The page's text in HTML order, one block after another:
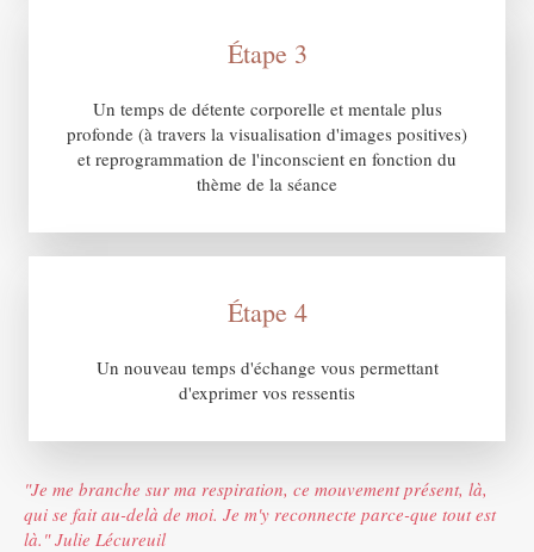
Étape 3
Un temps de détente corporelle et mentale plus
profonde (à travers la visualisation d'images positives)
et reprogrammation de l'inconscient en fonction du
thème de la séance
Étape 4
Un nouveau temps d'échange vous permettant
d'exprimer vos ressentis
"Je me branche sur ma respiration, ce mouvement présent, là,
qui se fait au-delà de moi. Je m'y reconnecte parce-que tout est
là." Julie Lécureuil